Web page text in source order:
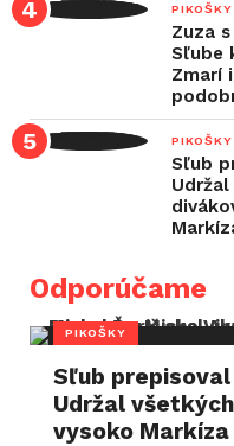
PIKOŠKY
Zuza
Sľube
Zmarí
PIKOŠKY
Sľub
Odporúčame
PIKOŠKY
Sľub
Udržal
vysoko